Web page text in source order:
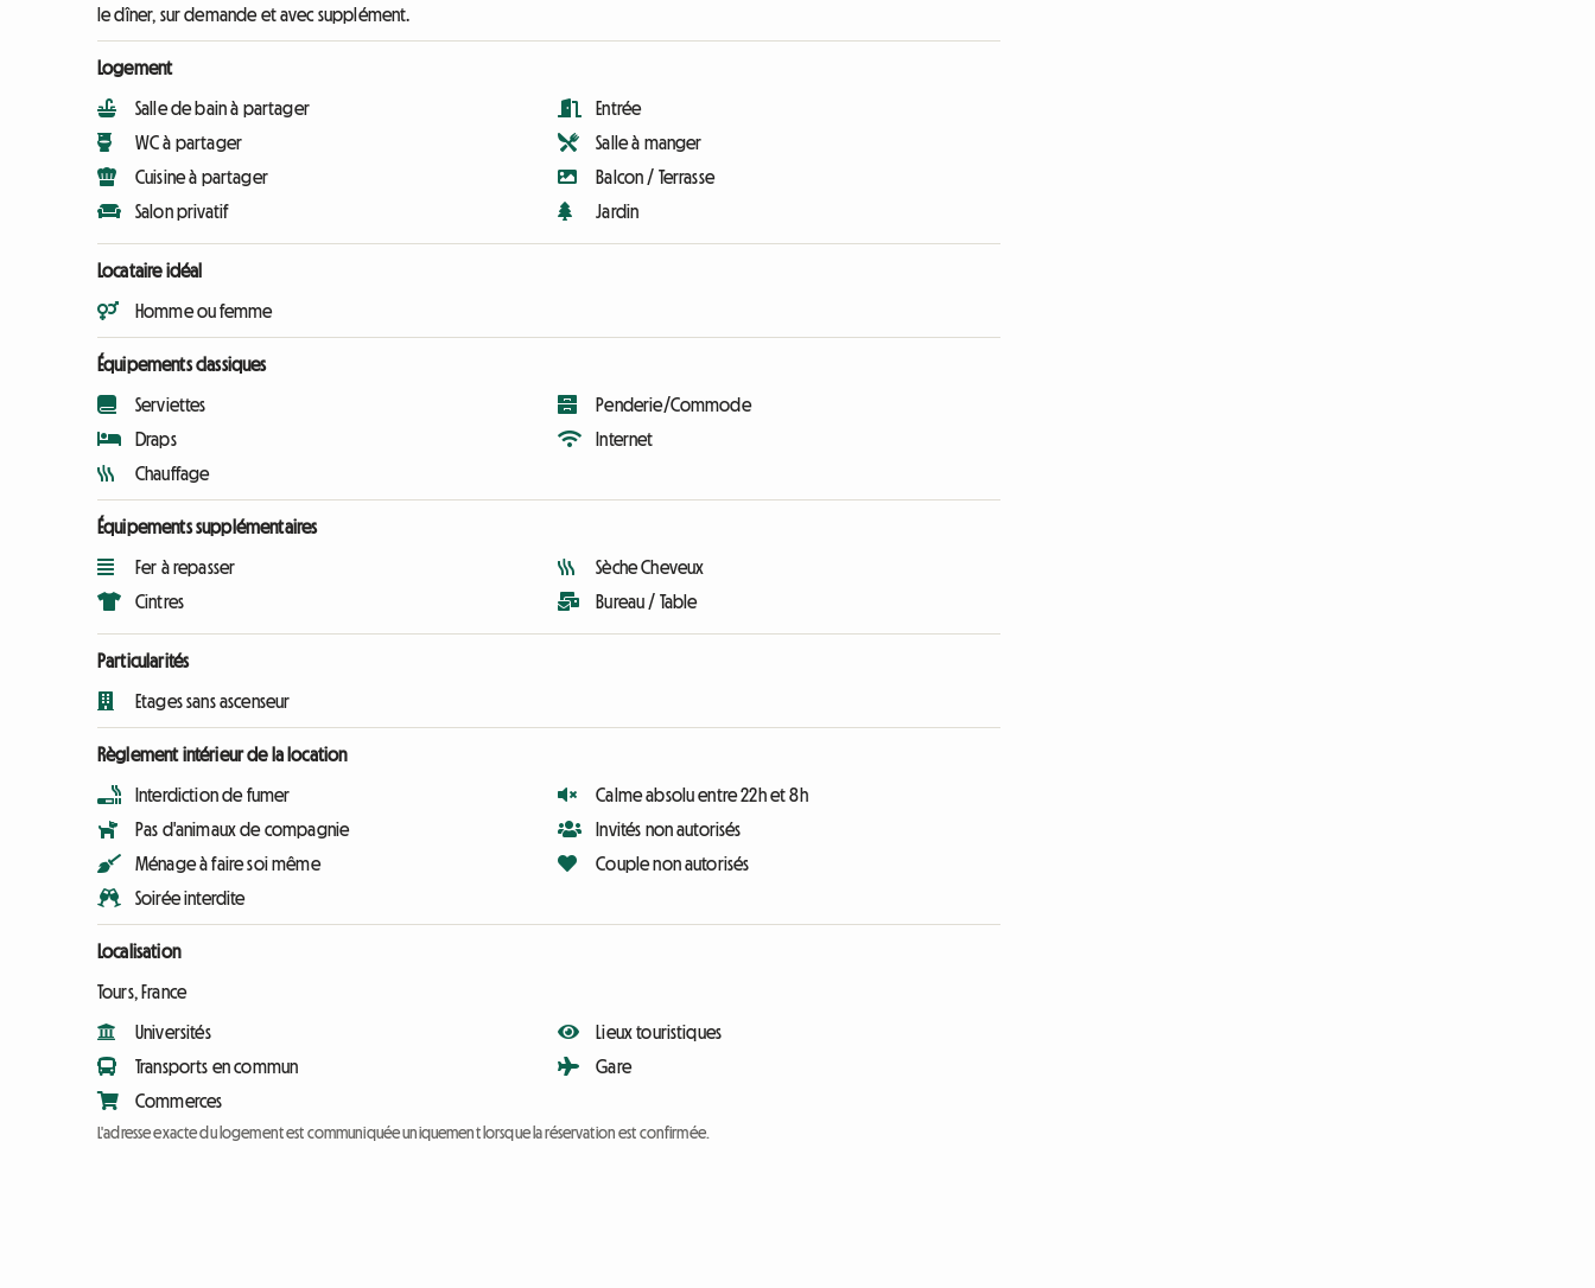
le dîner, sur demande et avec supplément.
Logement
Salle de bain à partager
WC à partager
Cuisine à partager
Salon privatif
Entrée
Salle à manger
Balcon / Terrasse
Jardin
Locataire idéal
Homme ou femme
Équipements classiques
Serviettes
Draps
Chauffage
Penderie/Commode
Internet
Équipements supplémentaires
Fer à repasser
Cintres
Sèche Cheveux
Bureau / Table
Particularités
Etages sans ascenseur
Règlement intérieur de la location
Interdiction de fumer
Pas d'animaux de compagnie
Ménage à faire soi même
Soirée interdite
Calme absolu entre 22h et 8h
Invités non autorisés
Couple non autorisés
Localisation
Tours, France
Universités
Transports en commun
Commerces
Lieux touristiques
Gare
L'adresse exacte du logement est communiquée uniquement lorsque la réservation est confirmée.